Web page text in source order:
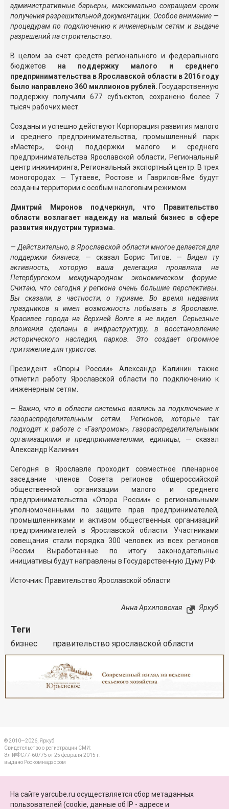
административные барьеры, максимально сокращаем сроки
получения разрешительной документации. Особое внимание —
процедурам по подключению к инженерным сетям и выдаче
разрешений на строительство.
В целом за счет средств регионального и федерального
бюджетов на поддержку малого и среднего
предпринимательства в Ярославской области в 2016 году
было направлено 360 миллионов рублей. Государственную
поддержку получили 677 субъектов, сохранено более 7
тысяч рабочих мест.
Созданы и успешно действуют Корпорация развития малого
и среднего предпринимательства, промышленный парк
«Мастер», Фонд поддержки малого и среднего
предпринимательства Ярославской области, Региональный
центр инжиниринга, Региональный экспортный центр. В трех
моногородах — Тутаеве, Ростове и Гаврилов-Яме будут
созданы территории с особым налоговым режимом.
Дмитрий Миронов подчеркнул, что Правительство
области возлагает надежду на малый бизнес в сфере
развития индустрии туризма.
— Действительно, в Ярославской области многое делается для
поддержки бизнеса, — сказал Борис Титов. — Видел ту
активность, которую ваша делегация проявляла на
Петербургском международном экономическом форуме.
Считаю, что сегодня у региона очень большие перспективы.
Вы сказали, в частности, о туризме. Во время недавних
праздников я имел возможность побывать в Ярославле.
Красивее города на Верхней Волге я не видел. Серьезные
вложения сделаны в инфраструктуру, в восстановление
исторического наследия, парков. Это создает огромное
притяжение для туристов.
Президент «Опоры России» Александр Калинин также
отметил работу Ярославской области по подключению к
инженерным сетям.
— Важно, что в области системно взялись за подключение к
газораспределительным сетям. Регионов, которые так
подходят к работе с «Газпромом», газораспределительными
организациями и предпринимателями, единицы, — сказал
Александр Калинин.
Сегодня в Ярославле проходит совместное пленарное
заседание членов Совета регионов общероссийской
общественной организации малого и среднего
предпринимательства «Опора России» с региональными
уполномоченными по защите прав предпринимателей,
промышленниками и активом общественных организаций
предпринимателей в Ярославской области. Участниками
совещания стали порядка 300 человек из всех регионов
России. Выработанные по итогу законодательные
инициативы будут направлены в Государственную Думу РФ.
Источник: Правительство Ярославской области
Анна Архиповская Яркуб
Теги
бизнес правительство ярославской области
© 2010—2026, Яркуб
Свидетельство о регистрации СМИ:
Эл №ФС77-60775 от 25 февраля 2015 г.
выдано Роскомнадзором
ПАРТНЕРЫ
На сайте yarcube.ru осуществляется сбор метаданных
пользователей (cookie, данные об IP - адресе и